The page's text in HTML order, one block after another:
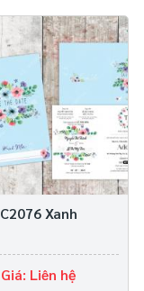
C2076 Xanh
Giá: Liên hệ